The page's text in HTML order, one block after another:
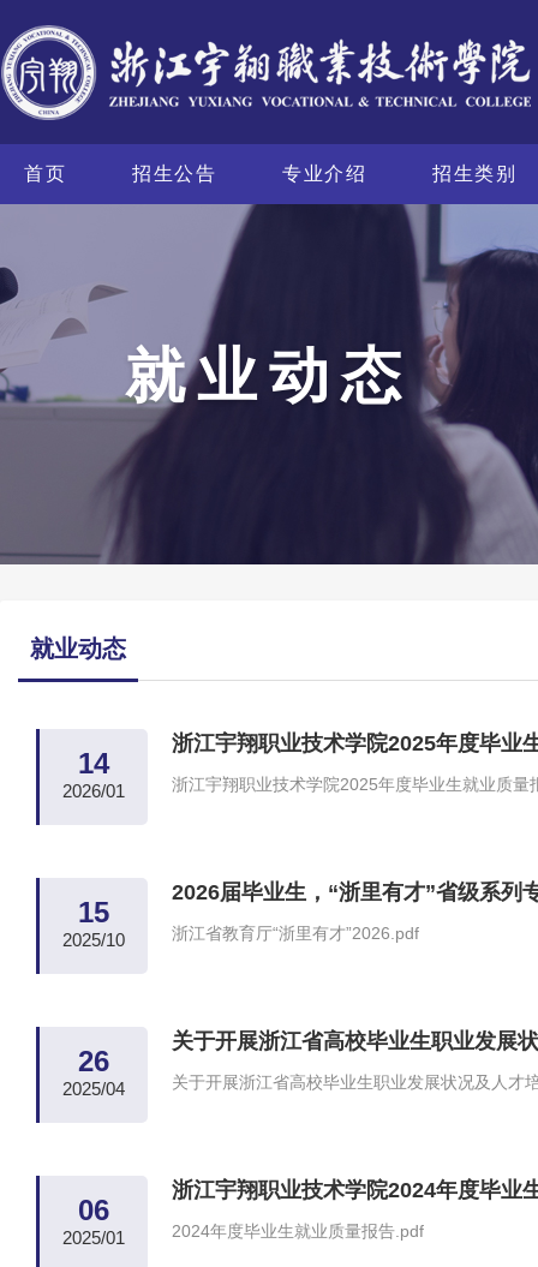
首页 招生公告 专业介绍 招生类别
就业动态
就业动态
14
2026/01
浙江宇翔职业技术学院2025年度毕业
浙江宇翔职业技术学院2025年度毕业生就业质量
15
2025/10
2026届毕业生，“浙里有才”省级系列
浙江省教育厅“浙里有才”2026.pdf
26
2025/04
关于开展浙江省高校毕业生职业发展
关于开展浙江省高校毕业生职业发展状况及人才
06
2025/01
浙江宇翔职业技术学院2024年度毕业
2024年度毕业生就业质量报告.pdf